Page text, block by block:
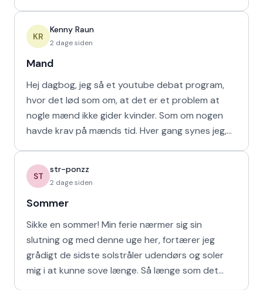
KR
Kenny Raun
2 dage siden
Mand
Hej dagbog, jeg så et youtube debat program,
hvor det lød som om, at det er et problem at
nogle mænd ikke gider kvinder. Som om nogen
havde krav på mænds tid. Hver gang synes jeg,
ST
str-ponzz
2 dage siden
Sommer
Sikke en sommer! Min ferie nærmer sig sin
slutning og med denne uge her, fortærer jeg
grådigt de sidste solstråler udendørs og soler
mig i at kunne sove længe. Så længe som det